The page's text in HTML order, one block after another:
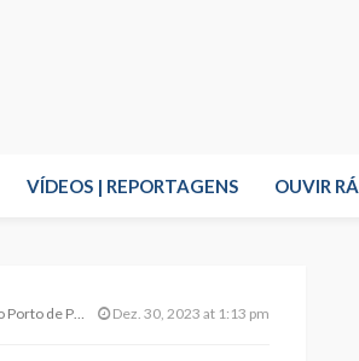
VÍDEOS | REPORTAGENS OUVIR
Socialista” Dez. 30, 2023 at 1:13 pm